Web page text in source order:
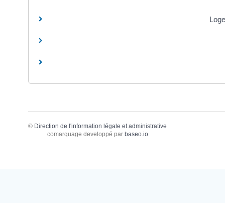
© Direction de l'information légale et administrative
comarquage developpé par baseo.io